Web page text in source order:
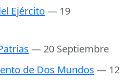
Ejército — 19
— 20 Septiembre
de Dos Mundos — 12